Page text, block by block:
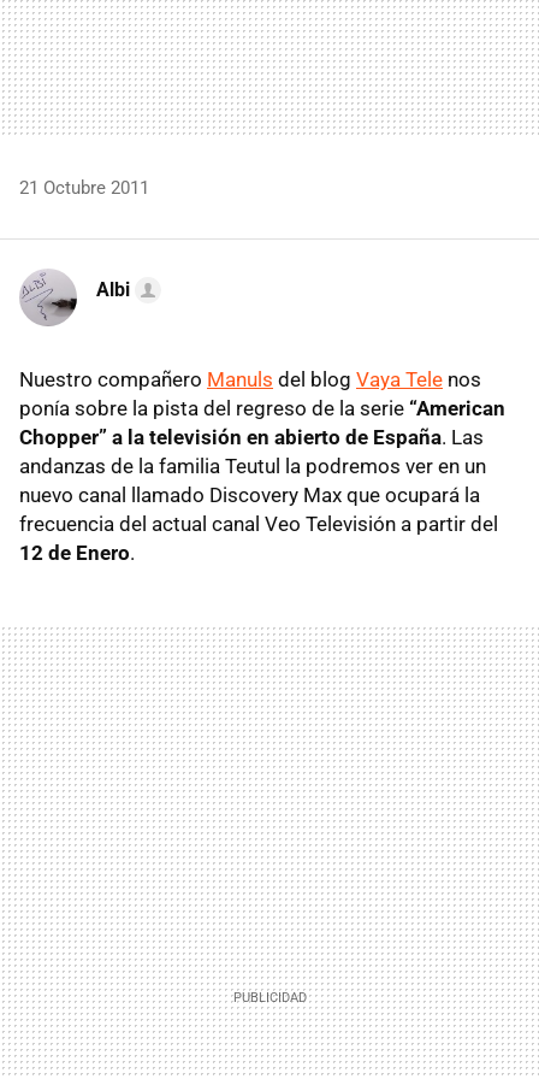
21 Octubre 2011
Albi
Nuestro compañero Manuls del blog Vaya Tele nos
ponía sobre la pista del regreso de la serie “American
Chopper” a la televisión en abierto de España. Las
andanzas de la familia Teutul la podremos ver en un
nuevo canal llamado Discovery Max que ocupará la
frecuencia del actual canal Veo Televisión a partir del
12 de Enero.